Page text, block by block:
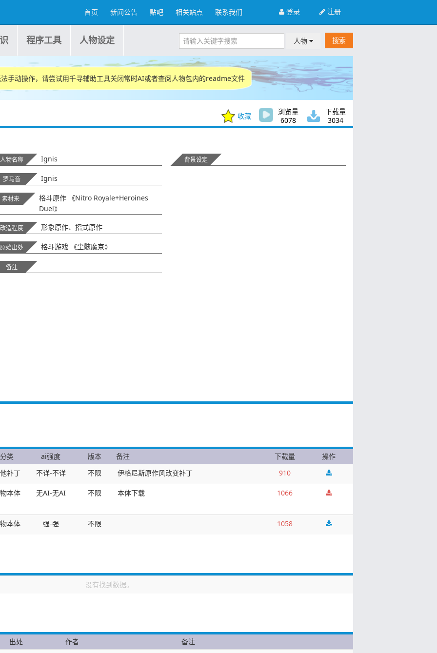
注册
登录
首页 新闻公告 贴吧 相关站点 联系我们
程序工具 人物设定 人物 搜索
手动操作，请尝试用千寻辅助工具关闭常时AI或者查阅人物包内的readme文件
收藏
浏览量
6078
下载量
3034
人物名称 Ignis
罗马音 Ignis
素材来
格斗原作 《Nitro Royale+Heroines
Duel》
改造程度 形象原作、招式原作
原始出处 格斗游戏 《尘骸魔京》
备注
背景设定
分类 ai强度 版本 备注 下载量
操作
补丁
不详-不详 不限 伊格尼斯原作风改变补丁 910
本体 无AI-无AI 不限 本体下载 1066
本体 强-强 不限 1058
没有找到数据。
出处 作者
备注